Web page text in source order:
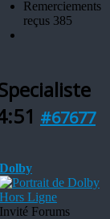
Remerciements
reçus 385
#67677
Dolby
Hors Ligne
Invité Forums